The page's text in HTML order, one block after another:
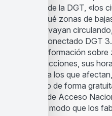
Vehículos de la DGT, «los
conocer qué zonas de
por la que vayan
vehículo conectado DGT
recibir la información
otras restricciones, sus
vehículos a los que
compartirlo de forma
del Punto de Acceso
tráfico, de modo que los